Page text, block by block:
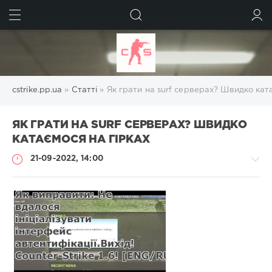
cstrike.pp.ua » Статті » Як грати на surf серверах? Швидко
ЯК ГРАТИ НА SURF СЕРВЕРАХ? ШВИДКО
КАТАЄМОСЯ НА ГІРКАХ
21-09-2022, 14:00
Статті
Administrator
593